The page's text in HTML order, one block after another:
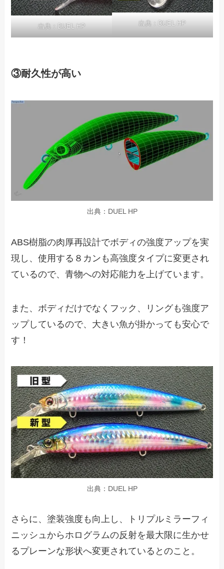
出典：DUEL HP 出典：DUEL HP
③耐久性が高い
出典：DUEL HP
ABS樹脂の肉厚再設計でボディの強度アップを実
現し、使用する８カンも高強度タイプに変更され
ているので、青物への対応能力を上げています。
また、ボディだけでなくフック、リングも強度ア
ップしているので、大きい魚が掛かっても安心で
す！
出典：DUEL HP
さらに、塗装強度も向上し、トリプルミラーフィ
ニッシュからホログラムの反射を最大限に生かせ
るプレーンな形状へ変更されているとのこと。